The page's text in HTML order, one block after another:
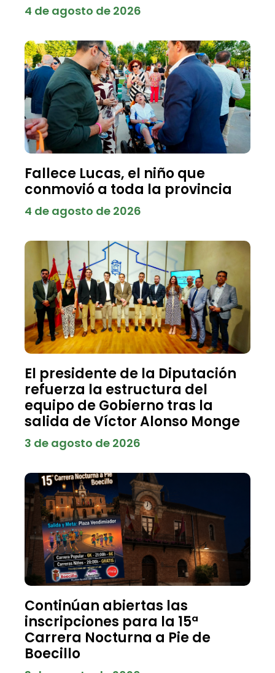
4 de agosto de 2026
Fallece Lucas, el niño que
conmovió a toda la provincia
4 de agosto de 2026
El presidente de la Diputación
refuerza la estructura del
equipo de Gobierno tras la
salida de Víctor Alonso Monge
3 de agosto de 2026
Continúan abiertas las
inscripciones para la 15ª
Carrera Nocturna a Pie de
Boecillo